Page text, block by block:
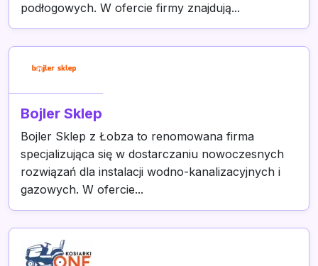
podłogowych. W ofercie firmy znajdują...
Bojler Sklep
Bojler Sklep z Łobza to renomowana firma
specjalizująca się w dostarczaniu nowoczesnych
rozwiązań dla instalacji wodno-kanalizacyjnych i
gazowych. W ofercie...